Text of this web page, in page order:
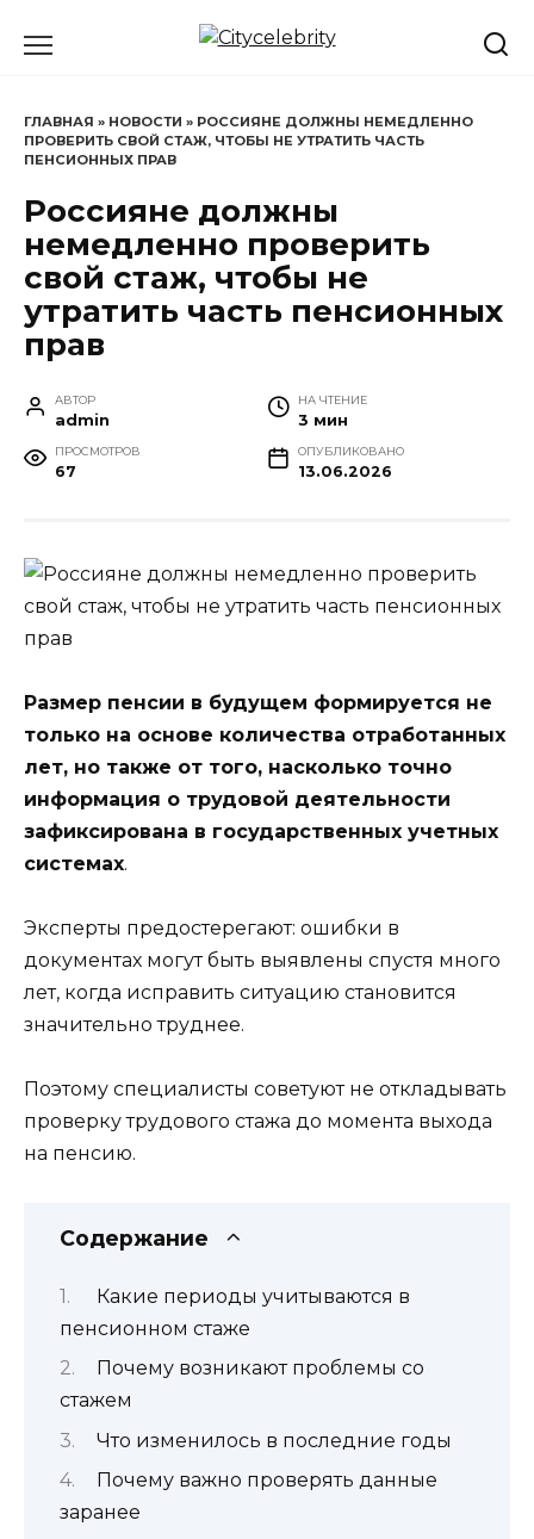
ГЛАВНАЯ » НОВОСТИ » РОССИЯНЕ ДОЛЖНЫ НЕМЕДЛЕННО
ПРОВЕРИТЬ СВОЙ СТАЖ, ЧТОБЫ НЕ УТРАТИТЬ ЧАСТЬ
ПЕНСИОННЫХ ПРАВ
Россияне должны
немедленно проверить
свой стаж, чтобы не
утратить часть пенсионных
прав
АВТОР
admin
НА ЧТЕНИЕ
3 мин
ПРОСМОТРОВ
67
ОПУБЛИКОВАНО
13.06.2026
Размер пенсии в будущем формируется не
только на основе количества отработанных
лет, но также от того, насколько точно
информация о трудовой деятельности
зафиксирована в государственных учетных
системах.
Эксперты предостерегают: ошибки в
документах могут быть выявлены спустя много
лет, когда исправить ситуацию становится
значительно труднее.
Поэтому специалисты советуют не откладывать
проверку трудового стажа до момента выхода
на пенсию.
Содержание
Какие периоды учитываются в
пенсионном стаже
Почему возникают проблемы со
стажем
Что изменилось в последние годы
Почему важно проверять данные
заранее